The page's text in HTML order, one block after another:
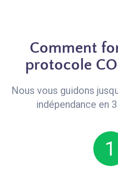
Comment
protocole
Nous vous guidons
indépendance en